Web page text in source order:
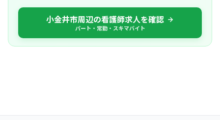
小金井市周辺の看護師求人を確認
パート・常勤・スキマバイト